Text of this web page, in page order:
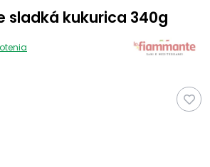
sladká kukurica 340g